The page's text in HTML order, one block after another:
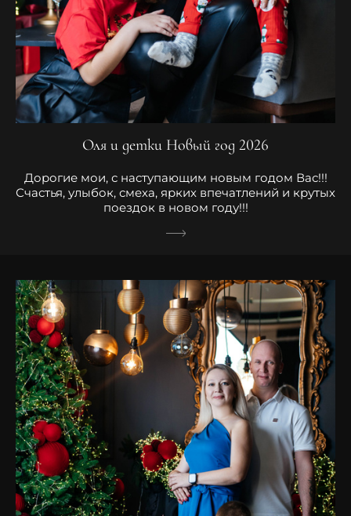
Оля и детки Новый год 2026
Дорогие мои, с наступающим новым годом Вас!!!
Счастья, улыбок, смеха, ярких впечатлений и крутых
поездок в новом году!!!